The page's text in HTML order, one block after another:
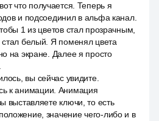
что получается. Теперь я
и подсоединил в альфа канал.
1 из цветов стал прозрачным,
стал белый. Я поменял цвета
на экране. Далее я просто
вы сейчас увидите.
к анимации. Анимация
выставляете ключи, то есть
значение чего-либо и в